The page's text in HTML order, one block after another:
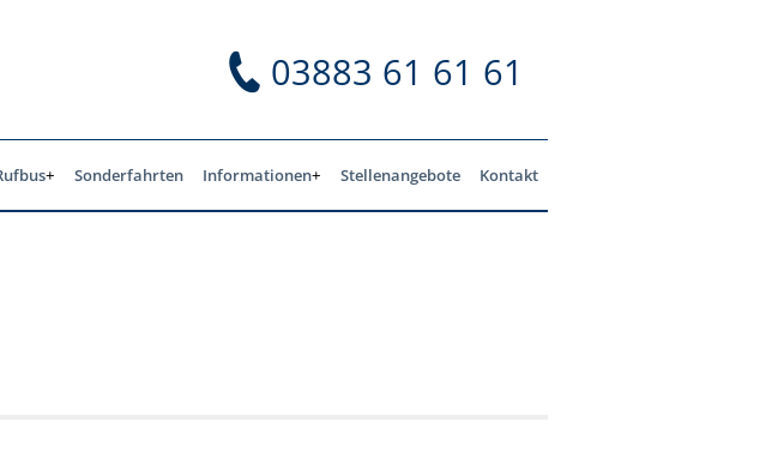
03883 61 61 61
Sonderfahrten Informationen Stellenangebote Kontakt